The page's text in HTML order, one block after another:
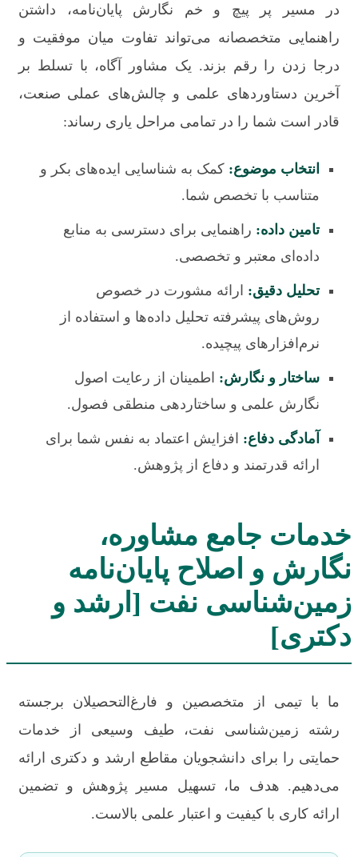
در مسیر پر پیچ و خم نگارش پایان‌نامه، داشتن
راهنمایی متخصصانه می‌تواند تفاوت میان موفقیت و
درجا زدن را رقم بزند. یک مشاور آگاه، با تسلط بر
آخرین دستاوردهای علمی و چالش‌های عملی صنعت،
قادر است شما را در تمامی مراحل یاری رساند:
انتخاب موضوع: کمک به شناسایی ایده‌های بکر و
متناسب با تخصص شما.
تامین داده: راهنمایی برای دسترسی به منابع
داده‌ای معتبر و تخصصی.
تحلیل دقیق: ارائه مشورت در خصوص
روش‌های پیشرفته تحلیل داده‌ها و استفاده از
نرم‌افزارهای پیچیده.
ساختار و نگارش: اطمینان از رعایت اصول
نگارش علمی و ساختاردهی منطقی فصول.
آمادگی دفاع: افزایش اعتماد به نفس شما برای
ارائه قدرتمند و دفاع از پژوهش.
خدمات جامع مشاوره،
نگارش و اصلاح پایان‌نامه
زمین‌شناسی نفت [ارشد و
دکتری]
ما با تیمی از متخصصین و فارغ‌التحصیلان برجسته
رشته زمین‌شناسی نفت، طیف وسیعی از خدمات
حمایتی را برای دانشجویان مقاطع ارشد و دکتری ارائه
می‌دهیم. هدف ما، تسهیل مسیر پژوهش و تضمین
ارائه کاری با کیفیت و اعتبار علمی بالاست.